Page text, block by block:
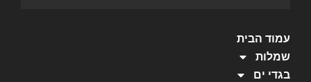
עמוד הבית
שמלות
בגדי ים